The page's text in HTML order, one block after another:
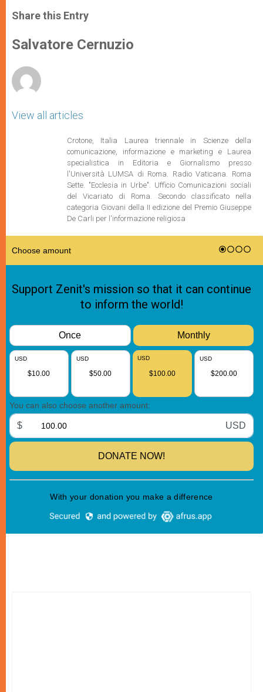
t
s
p
p
s
e
g
e
e
b
o
k
r
Share this Entry
Salvatore Cernuzio
View all articles
Crotone, Italia Laurea triennale in Scienze della
comunicazione, informazione e marketing e Laurea
specialistica in Editoria e Giornalismo presso
l'Università LUMSA di Roma. Radio Vaticana. Roma
Sette. "Ecclesia in Urbe". Ufficio Comunicazioni sociali
del Vicariato di Roma. Secondo classificato nella
categoria Giovani della II edizione del Premio Giuseppe
De Carli per l'informazione religiosa